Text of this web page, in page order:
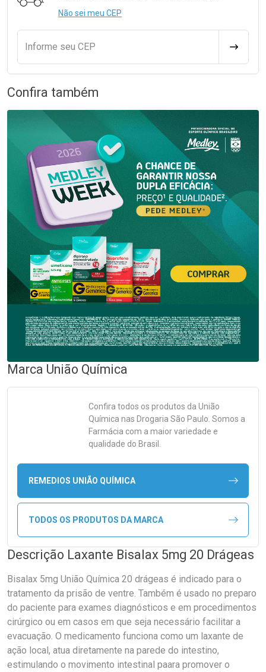
Não sei meu CEP
Informe seu CEP
Confira também
Marca União Química
Confira todos os produtos da União
Química nas Drogaria São Paulo. Somos a
Farmácia com a maior variedade e
qualidade do Brasil.
REMEDIOS UNIÃO QUÍMICA
TODOS OS PRODUTOS DA MARCA
Descrição Laxante Bisalax 5mg 20 Drágeas
Bisalax 5mg União Química 20 drágeas é indicado para o
tratamento da prisão de ventre. Também é usado no preparo
do paciente para exames diagnósticos e em procedimentos
cirúrgico ou em casos em que seja necessário facilitar a
evacuação. O medicamento funciona como um laxante de
ação local, atua diretamente na parede do intestino,
estimulando o movimento intestinal paara promover o